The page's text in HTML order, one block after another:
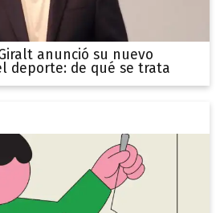
anunció su nuevo
deporte: de qué se trata